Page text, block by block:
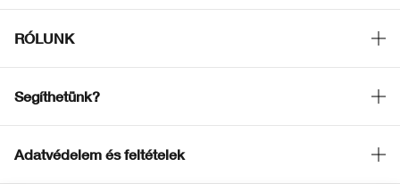
RÓLUNK
Segíthetünk?
Adatvédelem és feltételek